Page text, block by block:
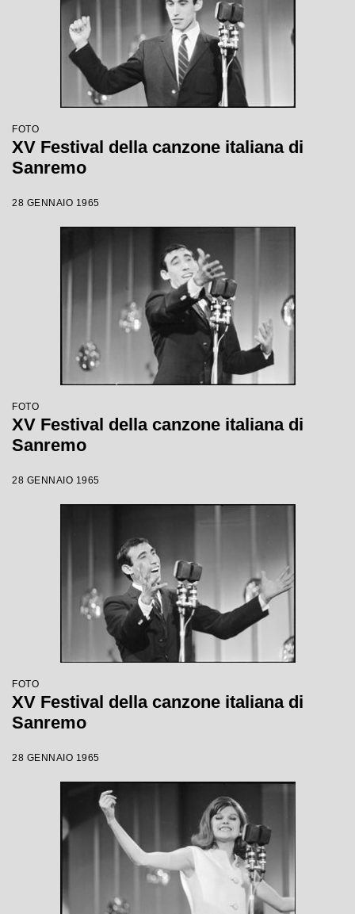
FOTO
XV Festival della canzone italiana di
Sanremo
28 GENNAIO 1965
FOTO
XV Festival della canzone italiana di
Sanremo
28 GENNAIO 1965
FOTO
XV Festival della canzone italiana di
Sanremo
28 GENNAIO 1965